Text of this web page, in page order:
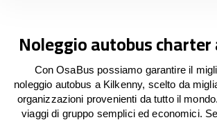
Noleggio autobus
Con OsaBus possiamo garantire il
noleggio autobus a Kilkenny, scelto da
organizzazioni provenienti da tutto il
viaggi di gruppo semplici ed economici.